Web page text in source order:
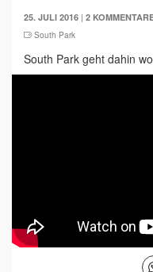
25. JULI 2016 | 2
South Park
South Park geht dahin